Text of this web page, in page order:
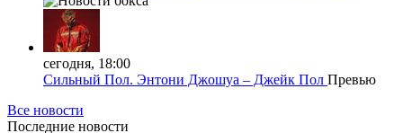
сегодня, 18:00
Сильный Пол. Энтони Джошуа – Джейк Пол Превью
Все новости
Последние новости